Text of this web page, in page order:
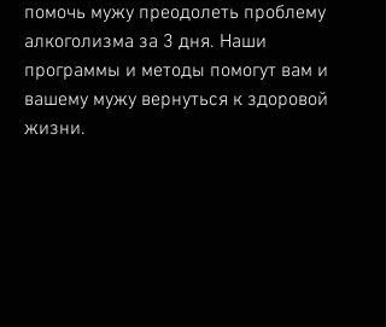
помочь мужу преодолеть проблему
алкоголизма за 3 дня. Наши
программы и методы помогут вам и
вашему мужу вернуться к здоровой
жизни.